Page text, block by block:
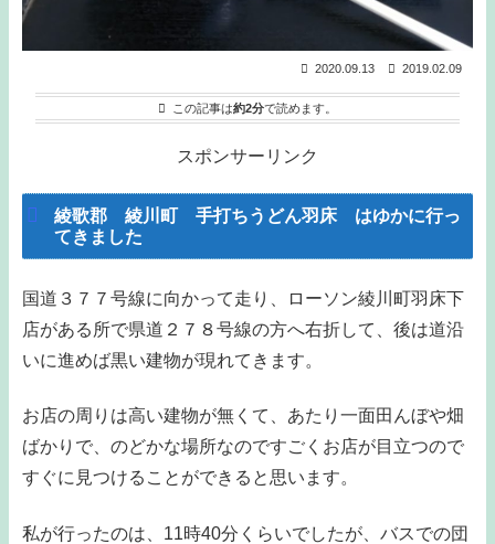
2020.09.13 2019.02.09
この記事は約2分で読めます。
スポンサーリンク
綾歌郡 綾川町 手打ちうどん羽床 はゆかに行っ
てきました
国道３７７号線に向かって走り、ローソン綾川町羽床下
店がある所で県道２７８号線の方へ右折して、後は道沿
いに進めば黒い建物が現れてきます。
お店の周りは高い建物が無くて、あたり一面田んぼや畑
ばかりで、のどかな場所なのですごくお店が目立つので
すぐに見つけることができると思います。
私が行ったのは、11時40分くらいでしたが、バスでの団